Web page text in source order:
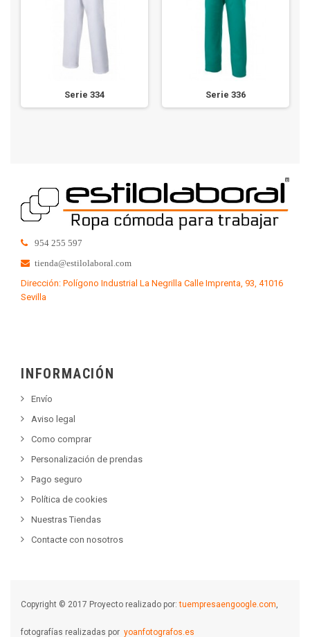
Serie 334 Serie 336
954 255 597
tienda@estilolaboral.com
Dirección: Polígono Industrial La Negrilla Calle Imprenta, 93, 41016
Sevilla
INFORMACIÓN
Envío
Aviso legal
Como comprar
Personalización de prendas
Pago seguro
Política de cookies
Nuestras Tiendas
Contacte con nosotros
Copyright © 2017 Proyecto realizado por:tuempresaengoogle.com,
fotografías realizadas por yoanfotografos.es